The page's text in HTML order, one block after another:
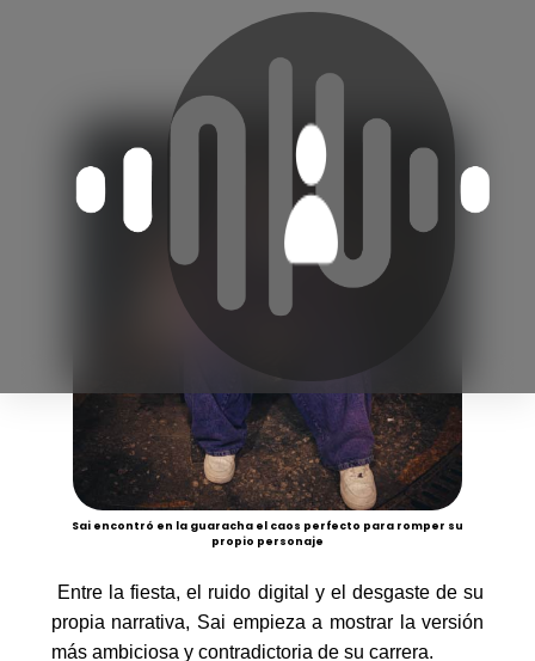
Sai encontró en la guaracha el caos perfecto para romper su
propio personaje
Entre la fiesta, el ruido digital y el desgaste de su
propia narrativa, Sai empieza a mostrar la versión
más ambiciosa y contradictoria de su carrera.